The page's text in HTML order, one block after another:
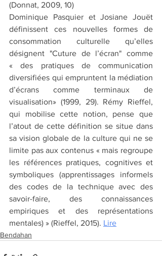
(Donnat, 2009, 10)
Dominique Pasquier et Josiane Jouët
définissent ces nouvelles formes de
consommation culturelle qu’elles
désignent "Cuture de l’écran" comme
« des pratiques de communication
diversifiées qui empruntent la médiation
d’écrans comme terminaux de
visualisation» (1999, 29). Rémy Rieffel,
qui mobilise cette notion, pense que
l’atout de cette définition se situe dans
sa vision globale de la culture qui ne se
limite pas aux contenus « mais regroupe
les références pratiques, cognitives et
symboliques (apprentissages informels
des codes de la technique avec des
savoir-faire, des connaissances
empiriques et des représentations
mentales) » (Rieffel, 2015). Lire
Bendahan